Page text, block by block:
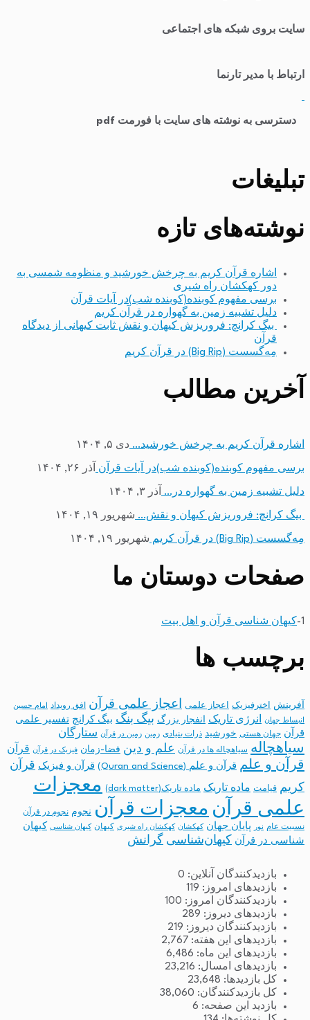
سایت بروی شبکه های اجتماعی
ارتباط با مدیر تارنما
دسترسی به نوشته های سایت با فورمت pdf
تبلیغات
نوشته‌های تازه
اشاره قرآن کریم به چرخش خورشید و منظومه شمسی به
دور کهکشان راه شیری
برسی مفهوم کوبنده(کوبنده شب)در آیات قرآن
دلیل تشبیه زمین به گهواره در قرآن کریم
بیگ کرانچ: فروریزش کیهان و نقش ثابت کیهانی از دیدگاه
قرآن
مِه‌گسست (Big Rip) در قرآن کریم
آخرین مطالب
اشاره قرآن کریم به چرخش خورشید… دی ۵, ۱۴۰۴
برسی مفهوم کوبنده(کوبنده شب)در آیات قرآن آذر ۲۶, ۱۴۰۴
دلیل تشبیه زمین به گهواره در… آذر ۳, ۱۴۰۴
بیگ کرانچ: فروریزش کیهان و نقش… شهریور ۱۹, ۱۴۰۴
مِه‌گسست (Big Rip) در قرآن کریم شهریور ۱۹, ۱۴۰۴
صفحات دوستان ما
1- کیهان شناسی قرآن و اهل بیت
برچسب ها
آفرینش اخترفیزیک اعجاز علمی اعجاز علمی قرآن افق رویداد امام حسین
انبساط جهان انرژی تاریک انفجار بزرگ بیگ بنگ بیگ کرانچ تفسیر علمی
قرآن جهان هستی خورشید ذرات بنیادی زمین زمین در قرآن ستارگان
سیاهچاله سیاهچاله ها در قرآن علم و دین فضا-زمان فیزیک در قرآن قرآن
قرآن و علم قرآن و علم (Quran and Science) قرآن و فیزیک قرآن
کریم قیامت ماده تاریک ماده تاریک(dark matter)
معجزات
علمی قرآن معجزات قرآن نجوم نجوم در قرآن
نسبیت عام نور پایان جهان کهکشان کهکشان راه شیری کیهان کیهان شناسی
کیهان
شناسی در قرآن
کیهان‌شناسی گرانش
بازدیدکنندگان آنلاین: 0
بازدیدهای امروز: 119
بازدیدکنندگان امروز: 100
بازدیدهای دیروز: 289
بازدیدکنندگان دیروز: 219
بازدیدهای این هفته: 2,767
بازدیدهای این ماه: 6,486
بازدیدهای امسال: 23,216
کل بازدیدها: 23,648
کل بازدیدکنند‌گان: 38,060
بازدید این صفحه: 6